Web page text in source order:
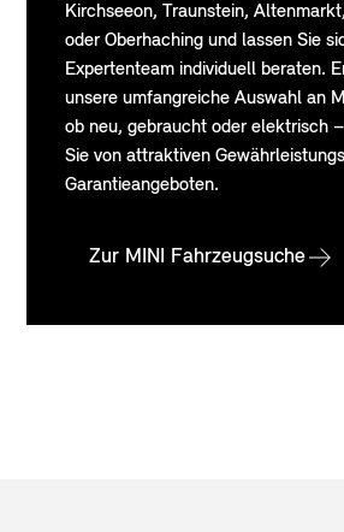
Kirchseeon, Traunstein,
oder Oberhaching und lassen Sie
Expertenteam individuell beraten.
unsere umfangreiche Auswahl an
ob neu, gebraucht oder elektrisch
Sie von attraktiven
Garantieangeboten.
Zur MINI Fahrzeugsuche